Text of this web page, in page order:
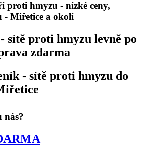
proti hmyzu - nízké ceny,
- Miřetice a okolí
sítě proti hmyzu levně po
zdarma
- sítě proti hmyzu do
nás?